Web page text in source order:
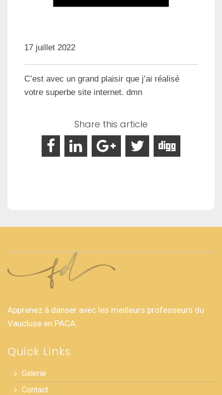
17 juillet 2022
C’est avec un grand plaisir que j’ai réalisé
votre superbe site internet. dmn
Share this article
Apprenez à danser avec les meilleurs professeurs du
Vaucluse en PACA.
Quick Links
Galerie
Contact